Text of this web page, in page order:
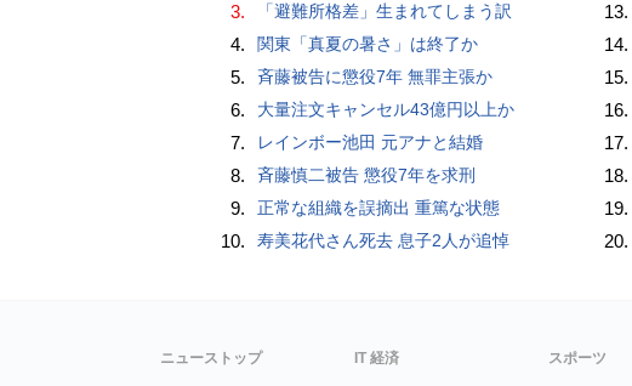
3. 「避難所格差」生まれてしまう訳
4. 関東「真夏の暑さ」は終了か
5. 斉藤被告に懲役7年 無罪主張か
6. 大量注文キャンセル43億円以上か
7. レインボー池田 元アナと結婚
8. 斉藤慎二被告 懲役7年を求刑
9. 正常な組織を誤摘出 重篤な状態
10. 寿美花代さん死去 息子2人が追悼
13.
14.
15.
16.
17.
18.
19.
20.
ニューストップ IT 経済 スポーツ